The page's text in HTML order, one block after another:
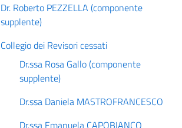
Dr. Roberto PEZZELLA (componente
supplente)
Collegio dei Revisori cessati
Dr.ssa Rosa Gallo (componente
supplente)
Dr.ssa Daniela MASTROFRANCESCO
Dr.ssa Emanuela CAPOBIANCO